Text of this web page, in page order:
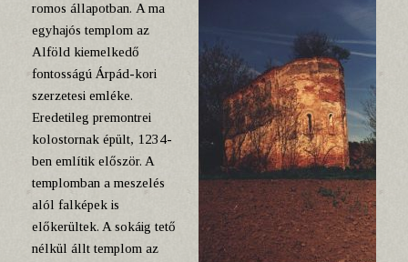
romos állapotban. A ma
egyhajós templom az
Alföld kiemelkedő
fontosságú Árpád-kori
szerzetesi emléke.
Eredetileg premontrei
kolostornak épült, 1234-
ben említik először. A
templomban a meszelés
alól falképek is
előkerültek. A sokáig tető
nélkül állt templom az